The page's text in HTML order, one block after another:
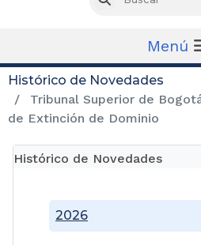
Menú
Histórico de Novedades
Tribunal Superior de
de Extinción de Dominio
Histórico de Novedades
2026